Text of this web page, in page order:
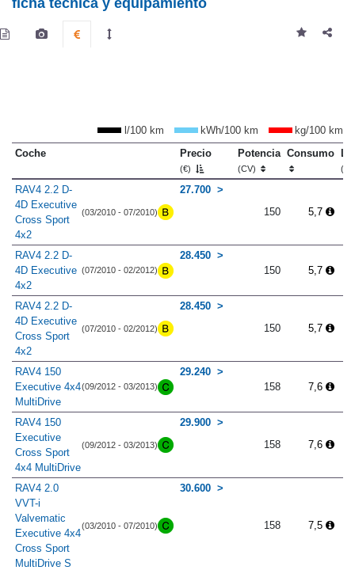
ficha técnica y equipamiento
l/100 km kWh/100 km
kg/100 km
Coche
Precio
(€)
Potencia
(CV)
Consumo
RAV4 2.2 D-
4D Executive
Cross Sport
4x2
(03/2010 - 07/2010)
27.700
150
5,7
RAV4 2.2 D-
4D Executive
4x2
(07/2010 - 02/2012)
28.450
150
5,7
RAV4 2.2 D-
4D Executive
Cross Sport
4x2
(07/2010 - 02/2012)
28.450
150
5,7
RAV4 150
Executive 4x4
MultiDrive
(09/2012 - 03/2013)
29.240
158
7,6
RAV4 150
Executive
Cross Sport
4x4 MultiDrive
(09/2012 - 03/2013)
29.900
158
7,6
RAV4 2.0
VVT-i
Valvematic
Executive 4x4
Cross Sport
MultiDrive S
(03/2010 - 07/2010)
30.600
158 7,5